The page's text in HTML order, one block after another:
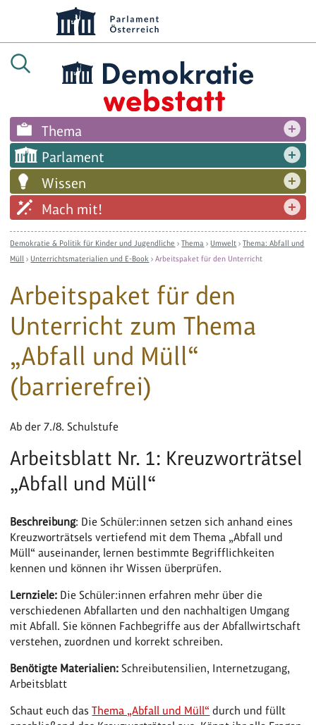
Thema
Parlament
Wissen
Mach mit!
Demokratie & Politik für Kinder und Jugendliche ›Thema › Umwelt ›Thema: Abfall und
Müll › Unterrichtsmaterialien und E-Book ›Arbeitspaket für den Unterricht
Arbeitspaket für den
Unterricht zum Thema
„Abfall und Müll“
(barrierefrei)
Ab der 7./8. Schulstufe
Arbeitsblatt Nr. 1: Kreuzworträtsel
„Abfall und Müll“
Beschreibung: Die Schüler:innen setzen sich anhand eines
Kreuzworträtsels vertiefend mit dem Thema „Abfall und
Müll“ auseinander, lernen bestimmte Begrifflichkeiten
kennen und können ihr Wissen überprüfen.
Lernziele: Die Schüler:innen erfahren mehr über die
verschiedenen Abfallarten und den nachhaltigen Umgang
mit Abfall. Sie können Fachbegriffe aus der Abfallwirtschaft
verstehen, zuordnen und korrekt schreiben.
Benötigte Materialien: Schreibutensilien, Internetzugang,
Arbeitsblatt
Schaut euch dasThema „Abfall und Müll“ durch und füllt